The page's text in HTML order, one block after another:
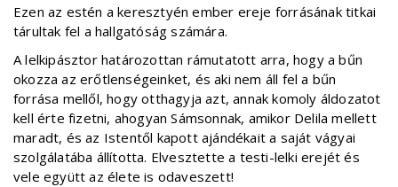
Ezen az estén a keresztyén ember ereje forrásának titkai
tárultak fel a hallgatóság számára.
A lelkipásztor határozottan rámutatott arra, hogy a bűn
okozza az erőtlenségeinket, és aki nem áll fel a bűn
forrása mellől, hogy otthagyja azt, annak komoly áldozatot
kell érte fizetni, ahogyan Sámsonnak, amikor Delila mellett
maradt, és az Istentől kapott ajándékait a saját vágyai
szolgálatába állította. Elvesztette a testi-lelki erejét és
vele együtt az élete is odaveszett!